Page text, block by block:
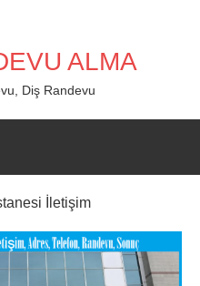
ALMA
Diş Randevu
İletişim